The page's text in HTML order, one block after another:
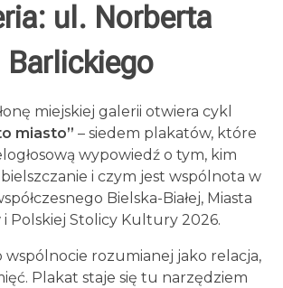
ul. Norberta
Barlickiego
miejskiej galerii otwiera cykl
miasto” – siedem plakatów, które
wypowiedź o tym, kim
i czym jest wspólnota w
Bielska-Białej, Miasta
Polskiej Stolicy Kultury 2026.
wspólnocie rozumianej jako relacja,
Plakat staje się tu narzędziem